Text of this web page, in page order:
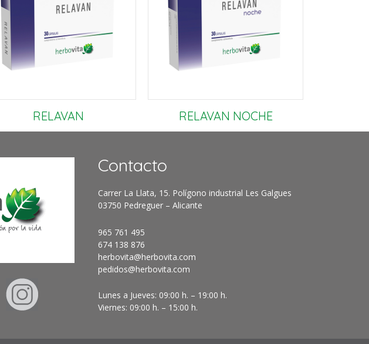
RELAVAN RELAVAN NOCHE
Contacto
Carrer La Llata, 15. Polígono industrial Les Galgues
03750 Pedreguer – Alicante
965 761 495
674 138 876
herbovita@herbovita.com
pedidos@herbovita.com
Lunes a Jueves: 09:00 h. – 19:00 h.
Viernes: 09:00 h. – 15:00 h.